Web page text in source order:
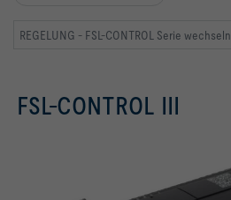
Geräte
zur
REGELUNG - FSL-CONTROL Serie wechseln
FSL-CONTROL III